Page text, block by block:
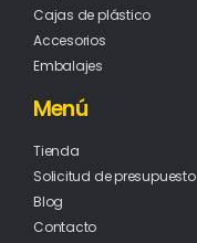
Cajas de plástico
Accesorios
Embalajes
Menú
Tienda
Solicitud de presupuesto
Blog
Contacto